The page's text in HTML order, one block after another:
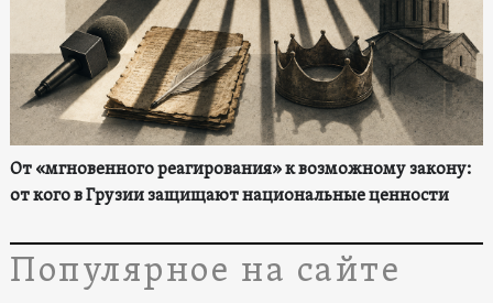
От «мгновенного реагирования» к возможному закону:
от кого в Грузии защищают национальные ценности
Популярное на сайте